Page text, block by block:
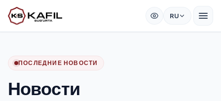
RU
ПОСЛЕДНИЕ НОВОСТИ
Новости